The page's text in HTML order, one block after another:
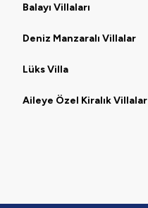
Balayı Villaları
Deniz Manzaralı Villalar
Lüks Villa
Aileye Özel Kiralık Villalar